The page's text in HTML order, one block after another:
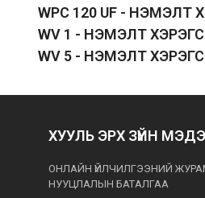
WPC 120 UF - НЭМЭЛТ
WV 1 - НЭМЭЛТ
WV 5 - НЭМЭЛТ
ХУУЛЬ ЭРХ ЗҮЙН
ОНЛАЙН ҮЙЛЧИЛГЭЭНИЙ
НУУЦЛАЛЫН БАТАЛГАА